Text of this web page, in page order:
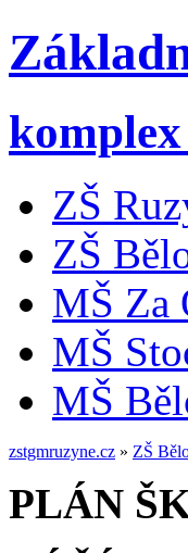
ZŠ
ZŠ
MŠ Za
MŠ
MŠ
zstgmruzyne.cz » ZŠ
PLÁN